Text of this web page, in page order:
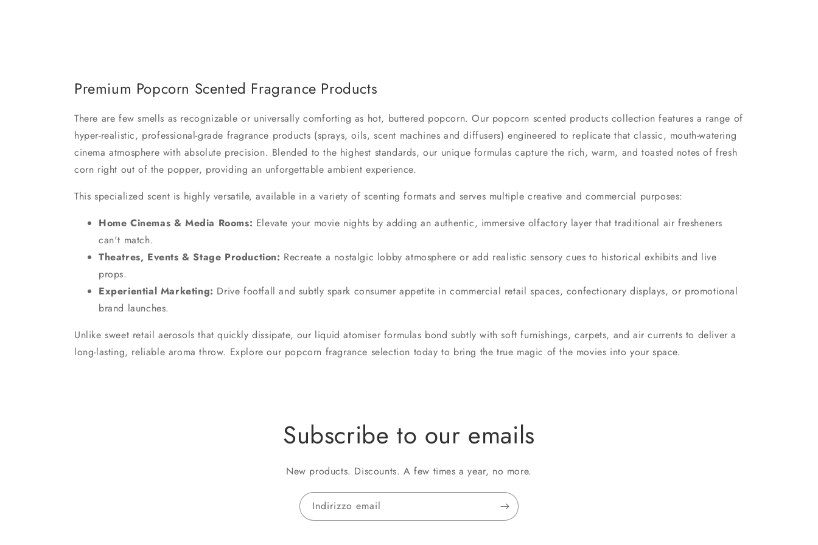
Premium Popcorn Scented Fragrance Products
There are few smells as recognizable or universally comforting as hot, buttered popcorn. Our popcorn scented products collection features a range of
hyper-realistic, professional-grade fragrance products (sprays, oils, scent machines and diffusers) engineered to replicate that classic, mouth-watering
cinema atmosphere with absolute precision. Blended to the highest standards, our unique formulas capture the rich, warm, and toasted notes of fresh
corn right out of the popper, providing an unforgettable ambient experience.
This specialized scent is highly versatile, available in a variety of scenting formats and serves multiple creative and commercial purposes:
Home Cinemas & Media Rooms: Elevate your movie nights by adding an authentic, immersive olfactory layer that traditional air fresheners
can't match.
Theatres, Events & Stage Production: Recreate a nostalgic lobby atmosphere or add realistic sensory cues to historical exhibits and live
props.
Experiential Marketing: Drive footfall and subtly spark consumer appetite in commercial retail spaces, confectionary displays, or promotional
brand launches.
Unlike sweet retail aerosols that quickly dissipate, our liquid atomiser formulas bond subtly with soft furnishings, carpets, and air currents to deliver a
long-lasting, reliable aroma throw. Explore our popcorn fragrance selection today to bring the true magic of the movies into your space.
Subscribe to our emails
New products. Discounts. A few times a year, no more.
Indirizzo email